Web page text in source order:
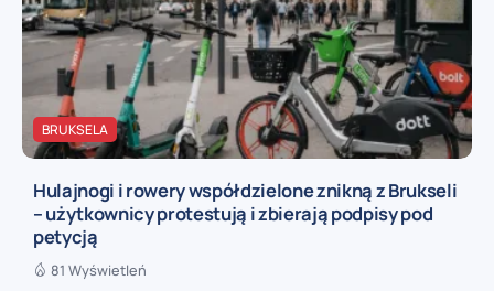
BRUKSELA
Hulajnogi i rowery współdzielone znikną z Brukseli
– użytkownicy protestują i zbierają podpisy pod
petycją
81 Wyświetleń